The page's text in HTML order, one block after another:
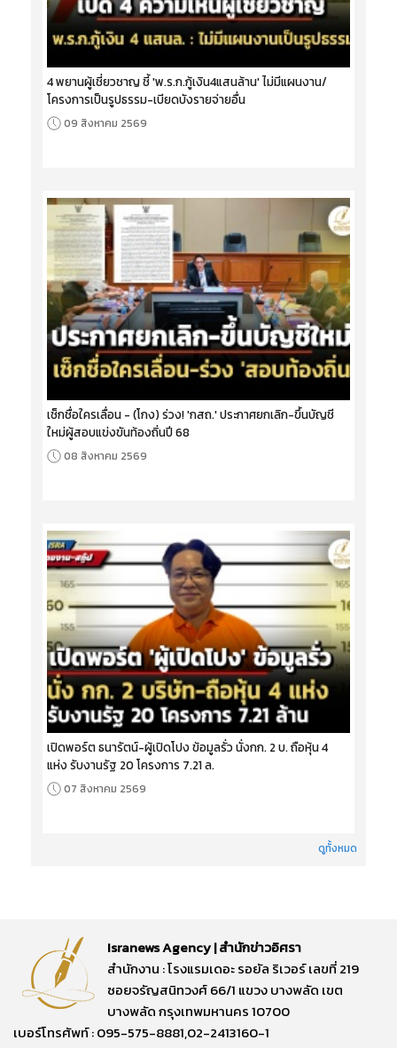
4 พยานผู้เชี่ยวชาญ ชี้ 'พ.ร.ก.กู้เงิน4แสนล้าน' ไม่มีแผนงาน/
โครงการเป็นรูปธรรม-เบียดบังรายจ่ายอื่น
09 สิงหาคม 2569
เช็กชื่อใครเลื่อน - (โกง) ร่วง! 'กสถ.' ประกาศยกเลิก-ขึ้นบัญชี
ใหม่ผู้สอบแข่งขันท้องถิ่นปี 68
08 สิงหาคม 2569
เปิดพอร์ต ธนารัตน์-ผู้เปิดโปง ข้อมูลรั่ว นั่งกก. 2 บ. ถือหุ้น 4
แห่ง รับงานรัฐ 20 โครงการ 7.21 ล.
07 สิงหาคม 2569
ดูทั้งหมด
Isranews Agency | สำนักข่าวอิศรา
สำนักงาน : โรงแรมเดอะ รอยัล ริเวอร์ เลขที่ 219
ซอยจรัญสนิทวงศ์ 66/1 แขวง บางพลัด เขต
บางพลัด กรุงเทพมหานคร 10700
เบอร์โทรศัพท์ : 095-575-8881,02-2413160-1